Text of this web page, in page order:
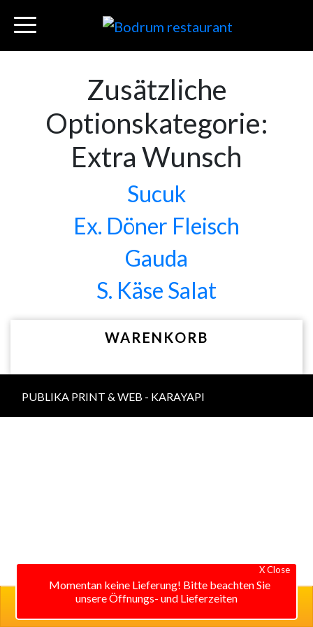
0 items in cart
Zusätzliche
Optionskategorie:
Extra Wunsch
Sucuk
Ex. Döner Fleisch
Gauda
S. Käse Salat
WARENKORB
PUBLIKA PRINT & WEB - KARAYAPI
X Close
Momentan keine Lieferung! Bitte beachten Sie
unsere Öffnungs- und Lieferzeiten